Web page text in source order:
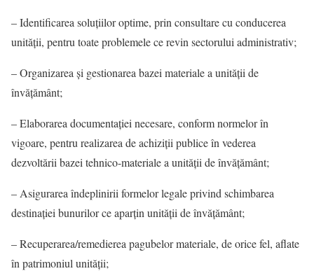
– Identificarea soluţiilor optime, prin consultare cu conducerea
unităţii, pentru toate problemele ce revin sectorului administrativ;
– Organizarea şi gestionarea bazei materiale a unităţii de
învăţământ;
– Elaborarea documentaţiei necesare, conform normelor în
vigoare, pentru realizarea de achiziţii publice în vederea
dezvoltării bazei tehnico-materiale a unităţii de învăţământ;
– Asigurarea îndeplinirii formelor legale privind schimbarea
destinaţiei bunurilor ce aparţin unităţii de învăţământ;
– Recuperarea/remedierea pagubelor materiale, de orice fel, aflate
în patrimoniul unității;